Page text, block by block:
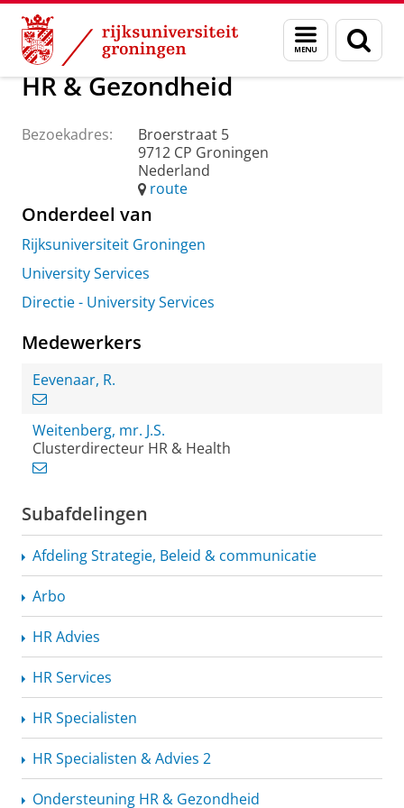
Skip
Content
Skip
Navigation
Menu
en
zoeken
Over ons Praktische zaken Waar vindt u ons
HR & Gezondheid
Bezoekadres:
Broerstraat 5
9712 CP Groningen
Nederland
route
Onderdeel van
Rijksuniversiteit Groningen
University Services
Directie - University Services
Medewerkers
Eevenaar, R.
Weitenberg, mr. J.S.
Clusterdirecteur HR & Health
Subafdelingen
Afdeling Strategie, Beleid & communicatie
Arbo
HR Advies
HR Services
HR Specialisten
HR Specialisten & Advies 2
Ondersteuning HR & Gezondheid